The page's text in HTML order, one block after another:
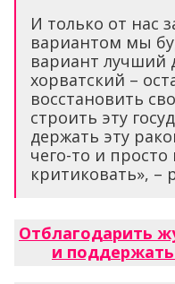
И только от нас
вариантом мы
вариант лучший
хорватский –
восстановить
строить эту
держать эту
чего-то и просто
критиковать», –
Отблагодарить
и